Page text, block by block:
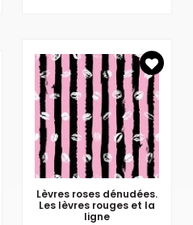
Lèvres roses dénudées.
Les lèvres rouges et la
ligne